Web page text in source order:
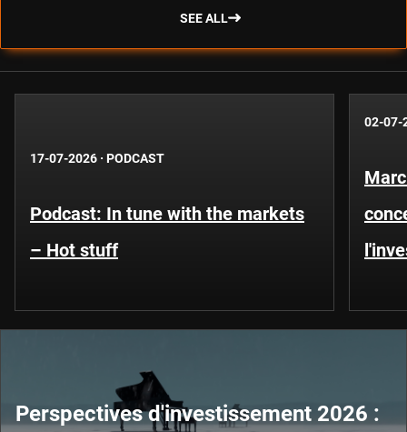
SEE ALL
17-07-2026 · PODCAST
Podcast: In tune with the markets
– Hot stuff
02-07-
Perspectives d'investissement 2026 :